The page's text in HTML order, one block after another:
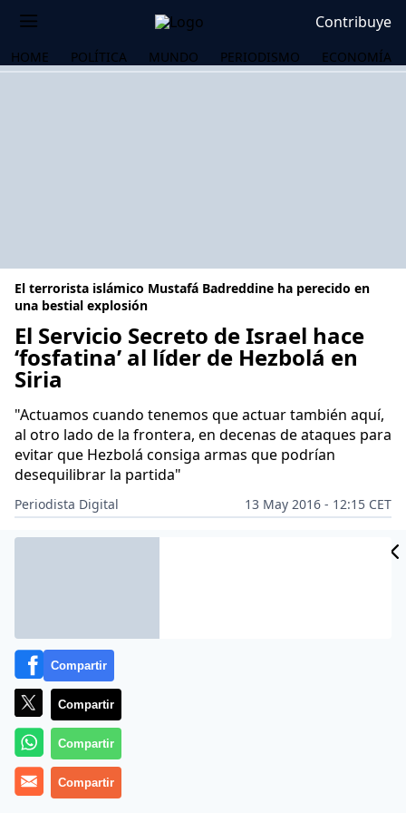
Contribuye
HOME POLÍTICA MUNDO PERIODISMO ECONOMÍA
El terrorista islámico Mustafá Badreddine ha perecido en
una bestial explosión
El Servicio Secreto de Israel hace
‘fosfatina’ al líder de Hezbolá en
Siria
"Actuamos cuando tenemos que actuar también aquí,
al otro lado de la frontera, en decenas de ataques para
evitar que Hezbolá consiga armas que podrían
desequilibrar la partida"
Periodista Digital
13 May 2016 - 12:15 CET
Archivado en: BENJAMÍN NETANYAHU
Compartir
Compartir
Compartir
Compartir